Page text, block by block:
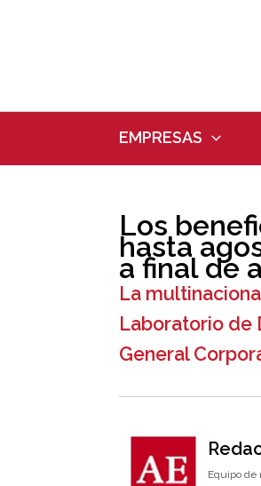
EMPRESAS
Los
hasta
a final de
La
Laboratorio de
General
Equipo de